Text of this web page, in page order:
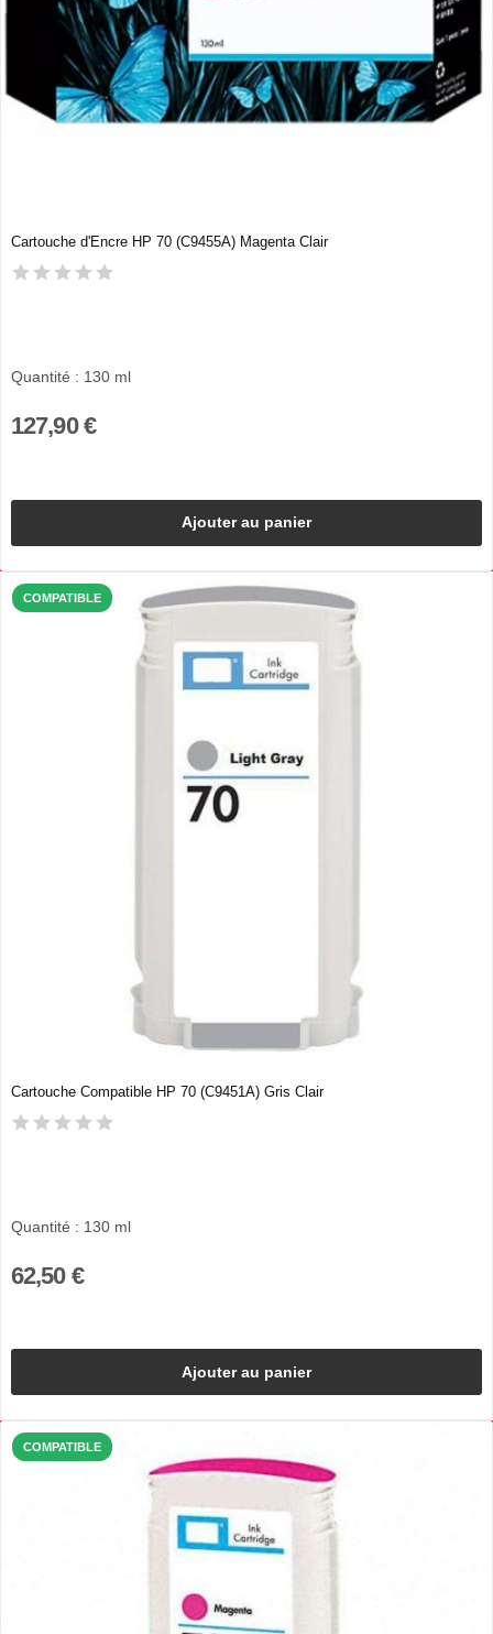
Cartouche d'Encre HP 70 (C9455A) Magenta Clair
Quantité : 130 ml
127,90 €
Ajouter au panier
COMPATIBLE
Cartouche Compatible HP 70 (C9451A) Gris Clair
Quantité : 130 ml
62,50 €
Ajouter au panier
COMPATIBLE